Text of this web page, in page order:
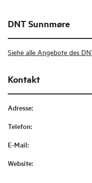
DNT Sunnmøre
Siehe alle Angebote des
Kontakt
Adresse:
Telefon:
E-Mail:
Website: